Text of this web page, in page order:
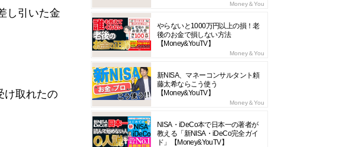
し引いた金
け取れたの
Money＆You
やらないと1000万円以上の損！老
後のお金で損しない方法
【Money&YouTV】
Money＆You
新NISA、マネーコンサルタント頼
藤太希ならこう使う
【Money&YouTV】
Money＆You
NISA・iDeCo本で日本一の著者が
教える「新NISA・iDeCo完全ガイ
ド」【Money&YouTV】